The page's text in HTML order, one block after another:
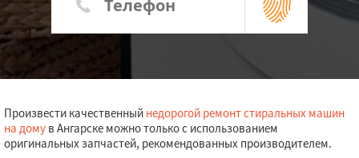
Произвести качественный недорогой ремонт стиральных машин
на дому в Ангарске можно только с использованием
оригинальных запчастей, рекомендованных производителем.